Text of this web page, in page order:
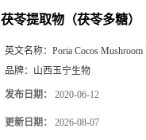
茯苓提取物（茯苓多糖）
英文名称： Poria Cocos Mushroom
品牌： 山西玉宁生物
发布日期： 2020-06-12
更新日期： 2026-08-07